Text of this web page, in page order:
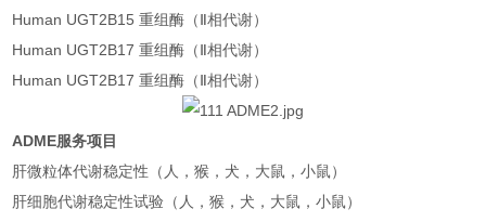
Human UGT2B15 重组酶（Ⅱ相代谢）
Human UGT2B17 重组酶（Ⅱ相代谢）
Human UGT2B17 重组酶（Ⅱ相代谢）
ADME服务项目
肝微粒体代谢稳定性（人，猴，犬，大鼠，小鼠）
肝细胞代谢稳定性试验（人，猴，犬，大鼠，小鼠）